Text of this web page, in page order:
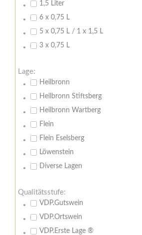
1,5 Liter
6 x 0,75 L
5 x 0,75 L / 1 x 1,5 L
3 x 0,75 L
Lage:
Heilbronn
Heilbronn Stiftsberg
Heilbronn Wartberg
Flein
Flein Eselsberg
Löwenstein
Diverse Lagen
Qualitätsstufe:
VDP.Gutswein
VDP.Ortswein
VDP.Erste Lage ®